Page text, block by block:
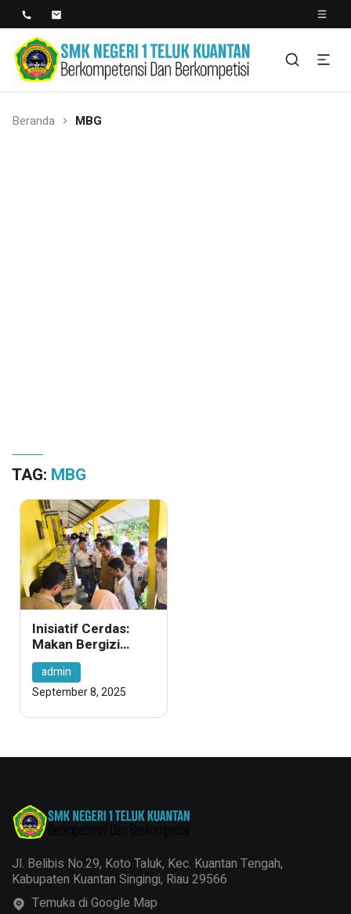
SMK NEGERI 1 TELUK
KUANTAN
Berkopetensi Dan Berkompetisi
Beranda MBG
TAG: MBG
Inisiatif Cerdas:
Makan Bergizi
Gratis untuk Siswa
SMK Negeri 1 Teluk
Kuantan
admin
September 8, 2025
Jl. Belibis No.29, Koto Taluk, Kec. Kuantan Tengah,
Kabupaten Kuantan Singingi, Riau 29566
Temuka di Google Map